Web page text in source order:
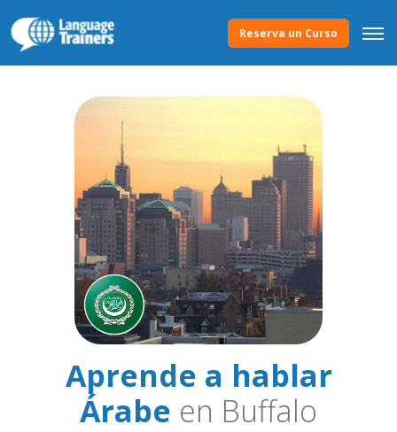
Reserva un Curso
Aprende a hablar
Árabe en Buffalo